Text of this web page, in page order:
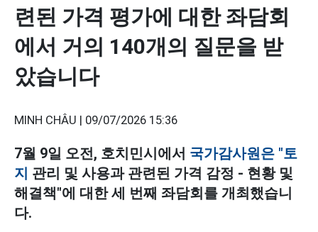
련된 가격 평가에 대한 좌담회
에서 거의 140개의 질문을 받
았습니다
MINH CHÂU | 09/07/2026 15:36
7월 9일 오전, 호치민시에서 국가감사원은 "토
지 관리 및 사용과 관련된 가격 감정 - 현황 및
해결책"에 대한 세 번째 좌담회를 개최했습니
다.